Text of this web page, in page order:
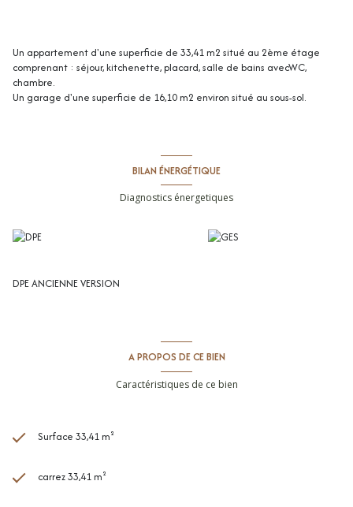
Un appartement d'une superficie de 33,41 m2 situé au 2ème étage
comprenant : séjour, kitchenette, placard, salle de bains avecWC,
chambre.
Un garage d'une superficie de 16,10 m2 environ situé au sous-sol.
BILAN ÉNERGÉTIQUE
Diagnostics énergetiques
DPE ANCIENNE VERSION
A PROPOS DE CE BIEN
Caractéristiques de ce bien
Surface 33,41 m²
carrez 33,41 m²